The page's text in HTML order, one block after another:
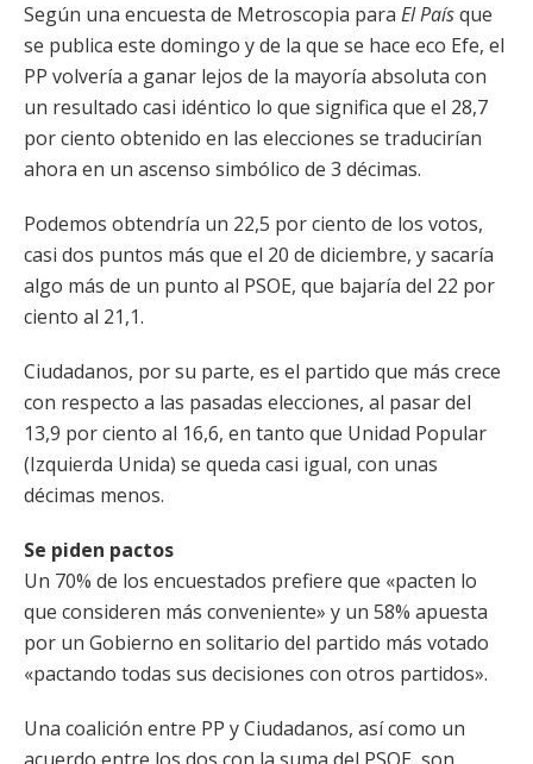
Según una encuesta de Metroscopia para El Paísque
se publica este domingo y de la que se hace eco Efe, el
PP volvería a ganar lejos de la mayoría absoluta con
un resultado casi idéntico lo que significa que el 28,7
por ciento obtenido en las elecciones se traducirían
ahora en un ascenso simbólico de 3 décimas.
Podemos obtendría un 22,5 por ciento de los votos,
casi dos puntos más que el 20 de diciembre, y sacaría
algo más de un punto al PSOE, que bajaría del 22 por
ciento al 21,1.
Ciudadanos, por su parte, es el partido que más crece
con respecto a las pasadas elecciones, al pasar del
13,9 por ciento al 16,6, en tanto que Unidad Popular
(Izquierda Unida) se queda casi igual, con unas
décimas menos.
Se piden pactos
Un 70% de los encuestados prefiere que «pacten lo
que consideren más conveniente» y un 58% apuesta
por un Gobierno en solitario del partido más votado
«pactando todas sus decisiones con otros partidos».
Una coalición entre PP y Ciudadanos, así como un